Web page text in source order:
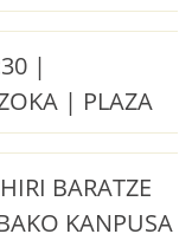
|
| PLAZA
BARATZE
KANPUSA